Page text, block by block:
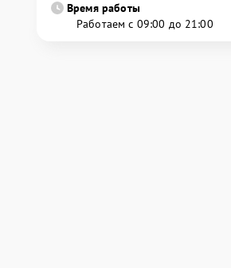
Время работы
Работаем с 09:00 до 21:00